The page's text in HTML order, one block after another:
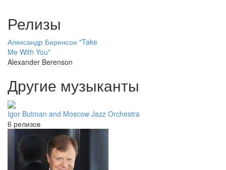
Релизы
Александр Беренсон "Take
Me With You"
Alexander Berenson
Другие музыканты
Igor Butman and Moscow Jazz Orchestra
6 релизов